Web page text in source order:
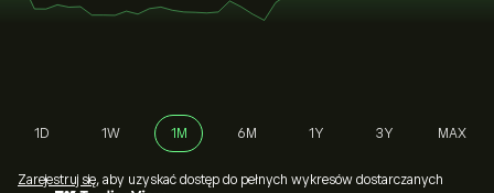
1D 1W 1M 6M 1Y 3Y MAX
Zarejestruj się, aby uzyskać dostęp do pełnych wykresów dostarczanych